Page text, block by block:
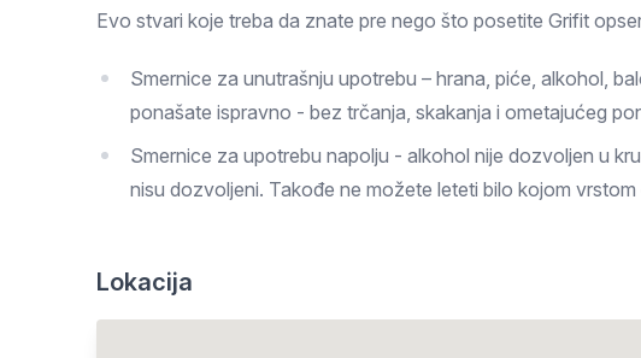
Evo stvari koje treba da znate pre nego što posetite Grifit
Smernice za unutrašnju upotrebu – hrana, piće, alkohol,
ponašate ispravno - bez trčanja, skakanja i ometajućeg
Smernice za upotrebu napolju - alkohol nije dozvoljen u
nisu dozvoljeni. Takođe ne možete leteti bilo kojom
Lokacija